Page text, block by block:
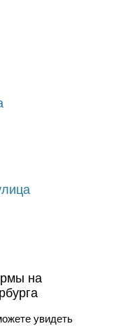
на
увидеть